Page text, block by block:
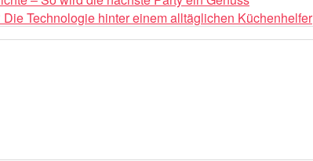
Technologie hinter einem alltäglichen Küchenhelfer